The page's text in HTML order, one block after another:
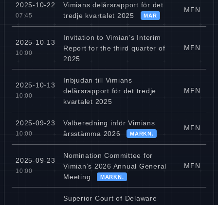
2025-10-22
07:45
Vimians delårsrapport för det
tredje kvartalet 2025
MAR
MFN
2025-10-13
10:00
Invitation to Vimian’s Interim
Report for the third quarter of
2025
MFN
2025-10-13
10:00
Inbjudan till Vimians
delårsrapport för det tredje
kvartalet 2025
MFN
2025-09-23
10:00
Valberedning inför Vimians
årsstämma 2026
MARKN.
MFN
2025-09-23
10:00
Nomination Committee for
Vimian’s 2026 Annual General
Meeting
MARKN.
MFN
Superior Court of Delaware